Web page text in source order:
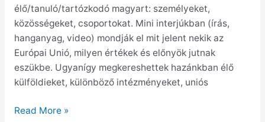
élő/tanuló/tartózkodó magyart: személyeket,
közösségeket, csoportokat. Mini interjúkban (írás,
hanganyag, video) mondják el mit jelent nekik az
Európai Unió, milyen értékek és előnyök jutnak
eszükbe. Ugyanígy megkereshettek hazánkban élő
külföldieket, különböző intézményeket, uniós
Read More »